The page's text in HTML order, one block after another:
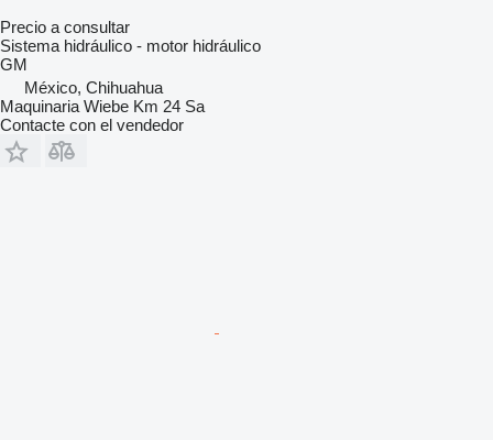
Precio a consultar
Sistema hidráulico - motor hidráulico
GM
México, Chihuahua
Maquinaria Wiebe Km 24 Sa
Contacte con el vendedor